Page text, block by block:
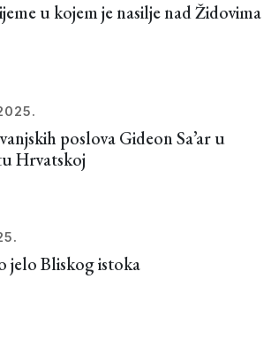
u kojem je nasilje nad Židovima
poslova Gideon Sa’ar u
Hrvatskoj
jelo Bliskog istoka